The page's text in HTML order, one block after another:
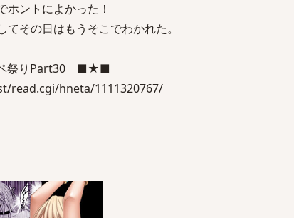
ントによかった！
その日はもうそこでわかれた。
祭りPart30 ■★■
read.cgi/hneta/1111320767/